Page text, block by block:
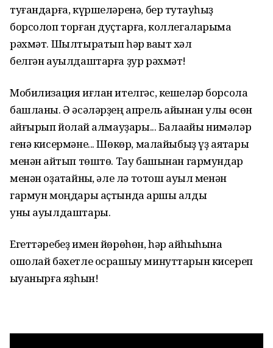
туғандарға, күршеләренә, бер туҡтауһыҙ
борсолоп торған дуҫтарға, коллегаларыма
рәхмәт. Шылтыратып һәр ваҡыт хәл
белгән ауылдаштарға ҙур рәхмәт!
Мобилизация иғлан ителгәс, кешеләр борсола
башланы. Ә әсәләрҙең апрель айынан улы өсөн
ҡайғырып йоҡлай алмауҙары... Балаҡайы нимәләр
генә кисермәне... Шөкөр, малайыбыҙ үҙ аяҡтары
менән ҡайтып төштө. Тау башынан гармундар
менән оҙатҡайныҡ, әле лә тотош ауыл менән
гармун моңдары аҫтында ҡаршы алды
уны ауылдаштары.
Егеттәребеҙ имен йөрөһөн, һәр ҡайһыһына
ошолай бәхетле осрашыу минуттарын кисереп
ҡыуанырға яҙһын!